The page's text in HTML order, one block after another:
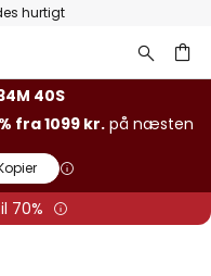
hurtigt
40S
fra 1099 kr. på næsten
70%